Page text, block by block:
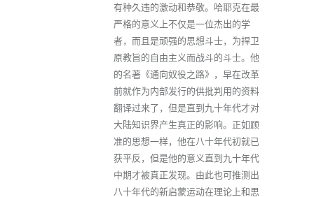
有种久违的激动和恭敬。哈耶克在最
严格的意义上不仅是一位杰出的学
者，而且是顽强的思想斗士，为捍卫
原教旨的自由主义而战斗的斗士。他
的名著《通向奴役之路》，早在改革
前就作为内部发行的供批判用的资料
翻译过来了，但是直到九十年代才对
大陆知识界产生真正的影响。正如顾
准的思想一样，他在八十年代初就已
获平反，但是他的意义直到九十年代
中期才被真正发现。由此也可推测出
八十年代的新启蒙运动在理论上和思